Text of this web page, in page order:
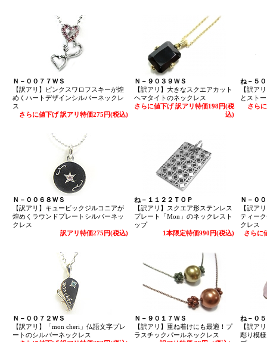
Ｎ－００７７ＷＳ
【訳アリ】ピンクスワロフスキーが煌
めくハートデザインシルバーネックレ
ス
さらに値下げ 訳アリ特価275円(税込)
Ｎ－９０３９ＷＳ
【訳アリ】大きなスクエアカット
ヘマタイトのネックレス
さらに値下げ 訳アリ特価198円(税
込)
ね－５
【訳ア
とスト
さら
Ｎ－００６８ＷＳ
【訳アリ】キュービックジルコニアが
煌めくラウンドプレートシルバーネッ
クレス
訳アリ特価275円(税込)
ね－１１２２ＴＯＰ
【訳アリ】スクエア形ステンレス
プレート「Mon」のネックレスト
ップ
1本限定特価990円(税込)
Ｎ－０
【訳ア
ティー
クレス
さらに
Ｎ－００７２ＷＳ
【訳アリ】「mon cheri」仏語文字プレ
ートのシルバーネックレス
Ｎ－９０１７ＷＳ
【訳アリ】重ね着けにも最適！プ
ラスチックパールネックレス
ね－０
【訳ア
彫り模